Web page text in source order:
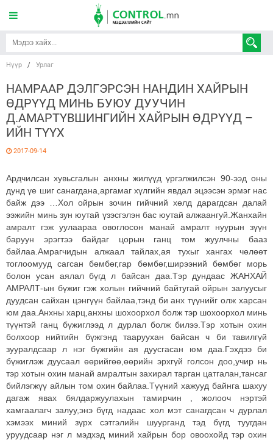
Нүүр / Урлаг
НАМРААР ДЭЛГЭРСЭН НАНДИН ХАЙРЫН
ӨДРҮҮД МИНЬ БУЮУ ДУУЧИН
Д.АМАРТҮВШИНГИЙН ХАЙРЫН ӨДРҮҮД –
ИЙН ТҮҮХ
2017-09-14
Ардчилсан хувьсгалын анхны жилүүд үргэлжилсэн 90-ээд оны
дунд үе шиг санагдана,аргамаг хүлгийн явдал эцээсэн эрмэг нас
байж дээ …Хол ойрын зочин гийчний хөлд дарагдсан далай
ээжийн минь зун юутай үзэсгэлэн бас юутай алжаангуй.Жанхайн
амралт гэж уулаараа овоглосон манай амралт нуурын зүүн
баруун эрэгтээ байдаг цорын ганц том жуулчны бааз
байлаа.Амрагчидын алжаал тайлах,ая тухыг хангах чөлөөт
тоглоомууд сагсан бөмбөг,гар бөмбөг,ширээний бөмбөг морь
болон усан аялал бүгд л байсан даа.Тэр дундаас ЖАНХАЙ
АМРАЛТ-ын бүжиг гэж холын гийчний байтугай ойрын залуусыг
дуудсан сайхан цэнгүүн байлаа,тэнд би анх түүнийг олж харсан
юм даа.Анхны харц,анхны шохоорхол болж тэр шохоорхол минь
түүнтэй ганц бүжиглээд л дурлал болж билээ.Тэр хотын охин
болхоор нийтийн бүжгэнд тааруухан байсан ч би тавилгүй
зууралдсаар л нэг бүжгийн ая дуусгасан юм даа.Гэхдээ би
бүжиглэж дуусаал өөрийгөө,өөрийн эрхгүй голсон доо,учир нь
тэр хотын охин манай амралтын захирал тарган цатгалан,тансаг
бийлэгжүү айлын том охин байлаа.Түүний хажууд байнга шахуу
дагаж явах бялдаржуулахын тамирчин , жолооч нэртэй
хамгаалагч залуу,энэ бүгд надаас хол мэт санагдсан ч дурлал
хэмээх миний зүрх сэтгэлийн шуурганд тэд бүгд туугдан
уруудсаар нэг л мэдхэд миний хайрын бор овоохойд тэр охин